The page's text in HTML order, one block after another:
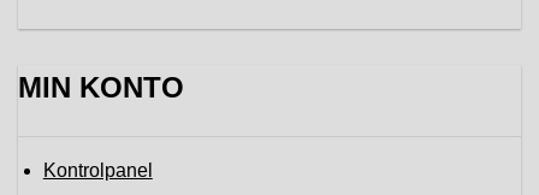
MIN KONTO
Kontrolpanel